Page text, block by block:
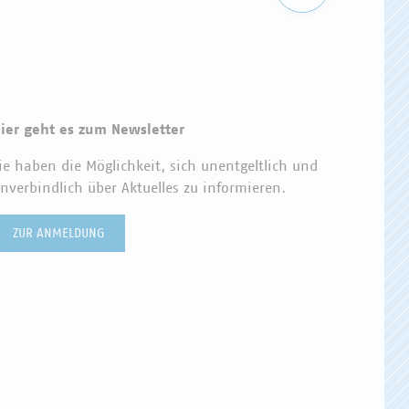
geht es zum Newsletter
haben die Möglichkeit, sich unentgeltlich und
über Aktuelles zu informieren.
ZUR ANMELDUNG